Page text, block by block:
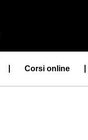
Corsi online